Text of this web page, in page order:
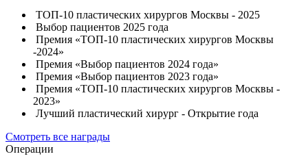
ТОП-10 пластических хирургов Москвы - 2025
Выбор пациентов 2025 года
Премия «ТОП-10 пластических хирургов Москвы
-2024»
Премия «Выбор пациентов 2024 года»
Премия «Выбор пациентов 2023 года»
Премия «ТОП-10 пластических хирургов Москвы -
2023»
Лучший пластический хирург - Открытие года
Смотреть все награды
Операции